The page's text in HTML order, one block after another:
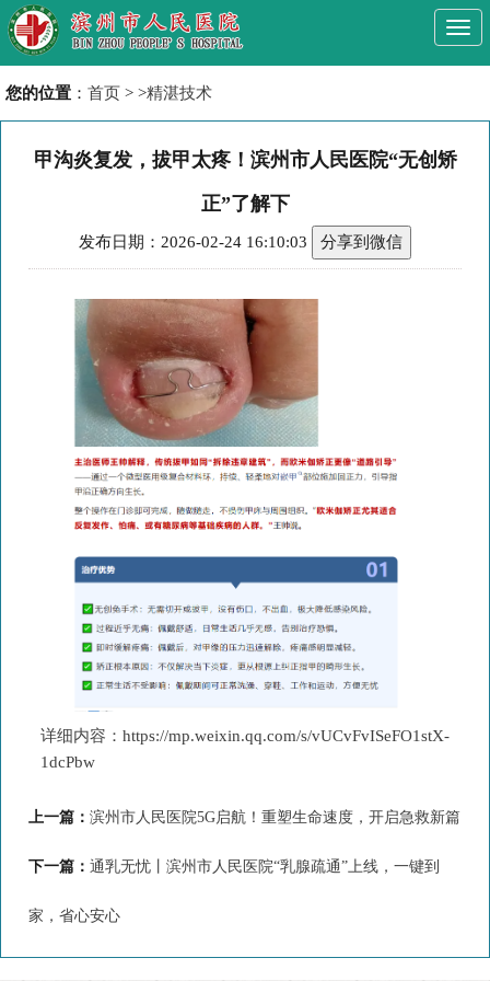
您的位置 ： 首页 > >精湛技术
甲沟炎复发，拔甲太疼！滨州市人民医院“无创矫
正”了解下
发布日期：2026-02-24 16:10:03 分享到微信
详细内容： https://mp.weixin.qq.com/s/vUCvFvISeFO1stX-
1dcPbw
上一篇：滨州市人民医院5G启航！重塑生命速度，开启急救新篇
下一篇：通乳无忧丨滨州市人民医院“乳腺疏通”上线，一键到
家，省心安心